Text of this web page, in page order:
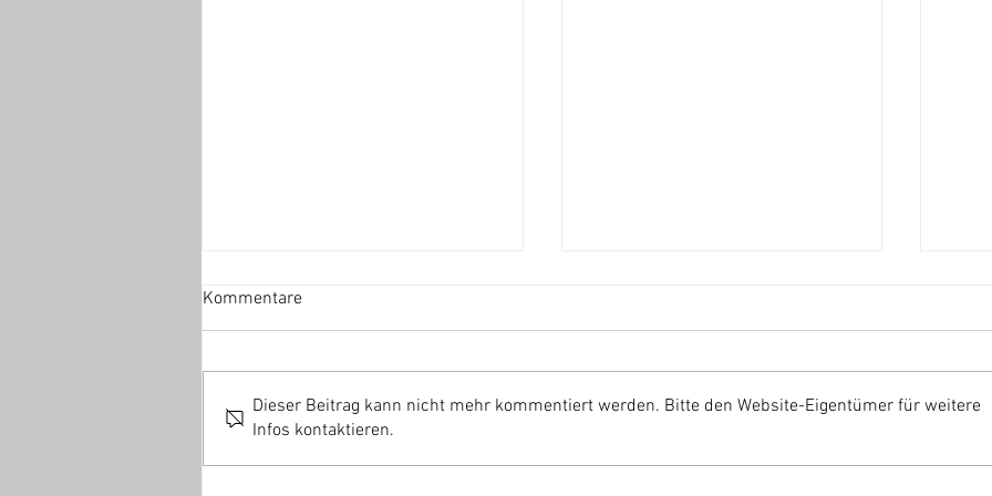
Mannschafts-Fotoshooting am
JETZT EINSTEIGEN: Deine
Kommentare
Dieser Beitrag kann nicht mehr kommentiert werden. Bitte den Website-Eigentümer für weitere
Infos kontaktieren.